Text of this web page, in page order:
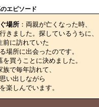
エピソード
場所 ：両親が亡くなった時、
きました。探しているうちに、
前に訪れていた
場所に出会ったのです。
買うことに決めました。
族で毎年訪れて、
い出しながら
楽しんでいます。